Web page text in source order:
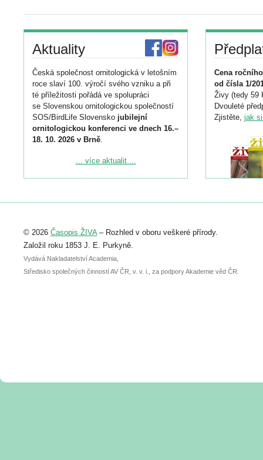
Aktuality
Česká společnost ornitologická v letošním
roce slaví 100. výročí svého vzniku a při
té příležitosti pořádá ve spolupráci
se Slovenskou ornitologickou společností
SOS/BirdLife Slovensko jubilejní
ornitologickou konferenci ve dnech 16.–
18. 10. 2026 v Brně.
Podrobnější informace ke konferenci
Registrovat se můžete do 6. září.
abstraktu přihlášené přednášky nebo
posteru je už 30. června.
... více aktualit ...
Cena
od čísla 1/
Živy (tedy 59
Dvouleté
Zjistěte, jak
© 2026 Časopis ŽIVA– Rozhled v oboru veškeré přírody.
Založil roku 1853 J. E. Purkyně.
Vydává Nakladatelství Academia,
Středisko společných činností AV ČR, v. v. i., za podpory Akademie věd ČR.